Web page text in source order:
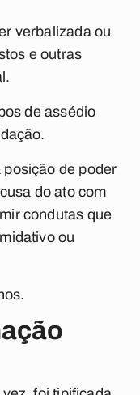
verbalizada ou
e outras
de assédio
de poder
do ato com
condutas que
ou